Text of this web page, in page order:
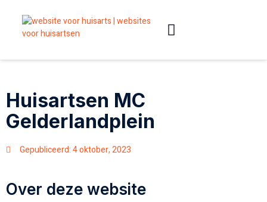
Huisartsen MC
Gelderlandplein
Gepubliceerd:4 oktober, 2023
Over deze website